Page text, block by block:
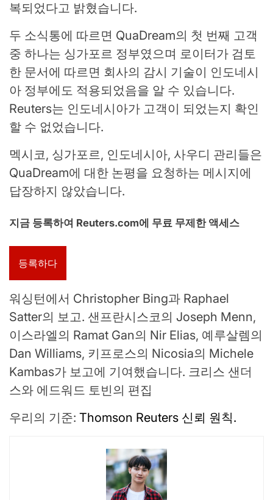
복되었다고 밝혔습니다.
두 소식통에 따르면 QuaDream의 첫 번째 고객
중 하나는 싱가포르 정부였으며 로이터가 검토
한 문서에 따르면 회사의 감시 기술이 인도네시
아 정부에도 적용되었음을 알 수 있습니다.
Reuters는 인도네시아가 고객이 되었는지 확인
할 수 없었습니다.
멕시코, 싱가포르, 인도네시아, 사우디 관리들은
QuaDream에 대한 논평을 요청하는 메시지에
답장하지 않았습니다.
지금 등록하여 Reuters.com에 무료 무제한 액세스
등록하다
워싱턴에서 Christopher Bing과 Raphael
Satter의 보고. 샌프란시스코의 Joseph Menn,
이스라엘의 Ramat Gan의 Nir Elias, 예루살렘의
Dan Williams, 키프로스의 Nicosia의 Michele
Kambas가 보고에 기여했습니다. 크리스 샌더
스와 에드워드 토빈의 편집
우리의 기준: Thomson Reuters 신뢰 원칙.